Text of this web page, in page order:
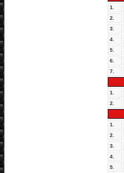
1.
2.
3.
4.
5.
6.
7.
1.
2.
1.
2.
3.
4.
5.